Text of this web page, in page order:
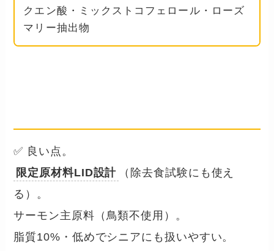
クエン酸・ミックストコフェロール・ローズ
マリー抽出物
✅ 良い点。
限定原材料LID設計
（除去食試験にも使え
る）。
サーモン主原料（鳥類不使用）。
脂質10%・低めでシニアにも扱いやすい。